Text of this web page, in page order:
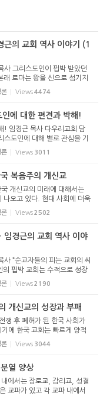
의 교회 역사 이야기 (1
사 그리스도인이 핍박 받았던
로마는 왕을 신으로 섬기지
침략해서 속국으로 만들고
는 종교를 수입했단다. 처음에
론 Views4474
인에 대한 편견과 박해!
! 임경근 목사 다우리교회 담
도인에 대해 별로 관심을 기
도 얼마 되지 않았지. 유대교
문제를 일으키지도 않았지. 그
론 Views 3011
복음주의 개신교
개신교의 미래에 대해서는
나오고 있다. 현대 사회에 더욱
가 하면 교파별로 개신교회 전
시하기도 한다. 하나님의 역사
론 Views2502
임경근의 교회 역사 이야
“순교자들의 피는 교회의 씨
의 핍박 교회는 수적으로 성장
많아졌단다. 유대인뿐만 아니
어. 유대인이 식사도 같이 하
론 Views2190
개신교의 성장과 부패
쟁 후 폐허가 된 한국 사회가
에 한국 교회는 빠르게 양적
중심부에 들어서게 된다. 하
가 있다. 11월 6일 서울영동
론 Views 3044
열 양상
에서는 장로교, 감리교, 성결
교파가 있고 각 교파 내에서